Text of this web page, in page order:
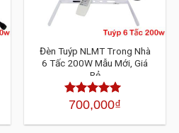
Đèn Tuýp NLMT Trong Nhà
6 Tấc 200W Mẫu Mới, Giá
Rẻ
Được xếp
5 sao
700,000₫